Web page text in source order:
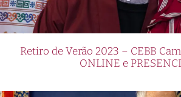
Retiro de Verão 2023 – CEBB
ONLINE e